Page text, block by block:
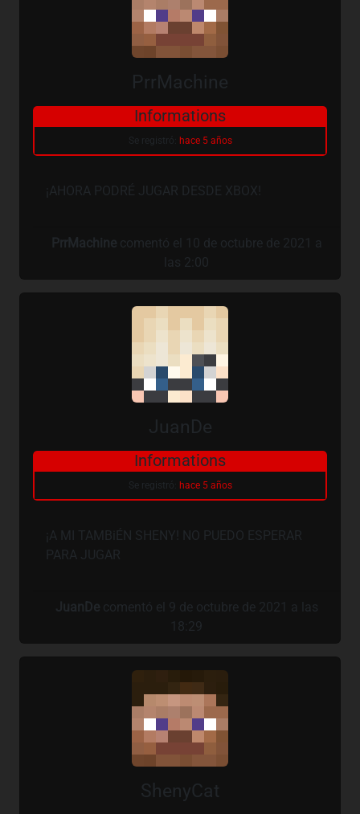
PrrMachine
Informations
Se registró: hace 5 años
¡AHORA PODRÉ JUGAR DESDE XBOX!
PrrMachinecomentó el 10 de octubre de 2021 a
las 2:00
JuanDe
Informations
Se registró: hace 5 años
¡A MI TAMBiÉN SHENY! NO PUEDO ESPERAR
PARA JUGAR
JuanDecomentó el 9 de octubre de 2021 a las
18:29
ShenyCat